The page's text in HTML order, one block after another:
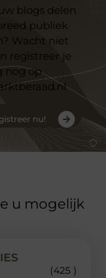
blogs delen
publiek
Wacht niet
registreer je
nog op
nu!
u mogelijk
(425 )